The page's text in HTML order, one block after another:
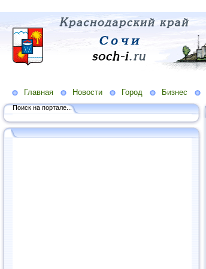
Главная Новости Город Бизнес
Поиск на портале...